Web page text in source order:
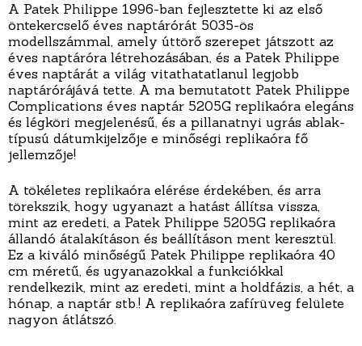
A Patek Philippe 1996-ban fejlesztette ki az első
öntekercselő éves naptárórát 5035-ös
modellszámmal, amely úttörő szerepet játszott az
éves naptáróra létrehozásában, és a Patek Philippe
éves naptárát a világ vitathatatlanul legjobb
naptárórájává tette. A ma bemutatott Patek Philippe
Complications éves naptár 5205G replikaóra elegáns
és légköri megjelenésű, és a pillanatnyi ugrás ablak-
típusú dátumkijelzője e minőségi replikaóra fő
jellemzője!
A tökéletes replikaóra elérése érdekében, és arra
törekszik, hogy ugyanazt a hatást állítsa vissza,
mint az eredeti, a Patek Philippe 5205G replikaóra
állandó átalakításon és beállításon ment keresztül.
Ez a kiváló minőségű Patek Philippe replikaóra 40
cm méretű, és ugyanazokkal a funkciókkal
rendelkezik, mint az eredeti, mint a holdfázis, a hét, a
hónap, a naptár stb.! A replikaóra zafírüveg felülete
nagyon átlátszó.